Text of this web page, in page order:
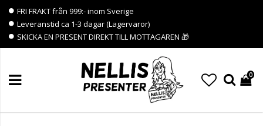
FRI FRAKT från 999:- inom Sverige
Leveranstid ca 1-3 dagar (Lagervaror)
SKICKA EN PRESENT DIREKT TILL MOTTAGAREN 🎁
0